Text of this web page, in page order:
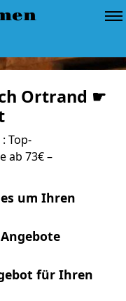
Ortrand ☛
Top-
ab 73€ –
um Ihren
für Ihren